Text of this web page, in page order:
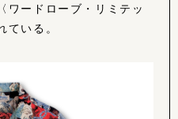
ワードローブ・リミテッ
ている。